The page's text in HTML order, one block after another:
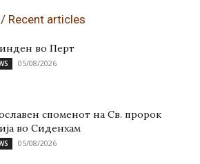
Recent articles
во Перт
05/08/2026
споменот на Св. пророк
во Сиденхам
05/08/2026